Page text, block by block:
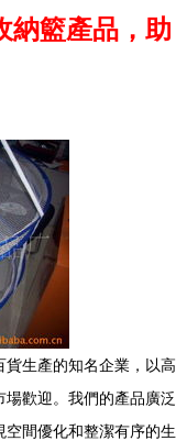
納籃產品，助
生產的知名企業，以高
歡迎。我們的產品廣泛
空間優化和整潔有序的生